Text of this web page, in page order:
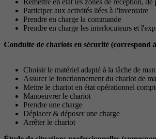
Remettre en état les zones de réception,
Participer aux activités liées à l'inventaire
Prendre en charge la commande
Prendre en charge les interlocuteurs et
Conduite de chariots en sécurité (correspond
Choisir le matériel adapté à la tâche de
Assurer le fonctionnement du chariot de
Mettre le chariot en état opérationnel
Manoeuvrer le chariot
Prendre une charge
Déplacer & déposer une charge
Arrêter le chariot